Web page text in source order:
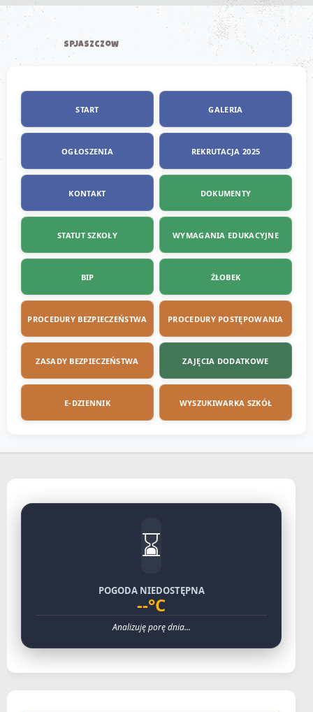
SPJaszczow
START GALERIA
OGŁOSZENIA REKRUTACJA 2025
KONTAKT DOKUMENTY
STATUT SZKOŁY WYMAGANIA EDUKACYJNE
BIP ŻŁOBEK
PROCEDURY BEZPIECZEŃSTWA PROCEDURY POSTĘPOWANIA
ZASADY BEZPIECZEŃSTWA ZAJĘCIA DODATKOWE
E-DZIENNIK WYSZUKIWARKA SZKÓŁ
⌛
POGODA NIEDOSTĘPNA
--°C
Analizuję porę dnia...